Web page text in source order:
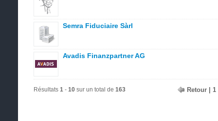
Semra Fiduciaire Sàrl
Avadis Finanzpartner AG
Résultats 1 - 10 sur un total de 163 Retour 1